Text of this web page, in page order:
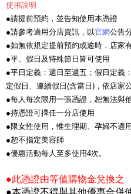
使用說明
●請提前預約，並告知使用本憑證
●請參考適用分店資訊，以官網公告
●如無依規定提前預約或逾時，店家
●平、假日及特殊節日皆可使用
●平日定義：週日至週五；假日定義
定假日、連續假日(含當日)，依店家
●每人每次限用一張憑證，恕無法與
●持憑證可擇任一分店使用
●限女性使用，惟生理期、孕婦不適用
●恕不指定美容師
●優惠活動每人至多使用4次。
●此憑證由等值購物金兌換之